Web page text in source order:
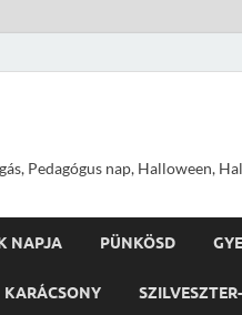
Pedagógus nap, Halloween,
NAPJA PÜNKÖSD
KARÁCSONY